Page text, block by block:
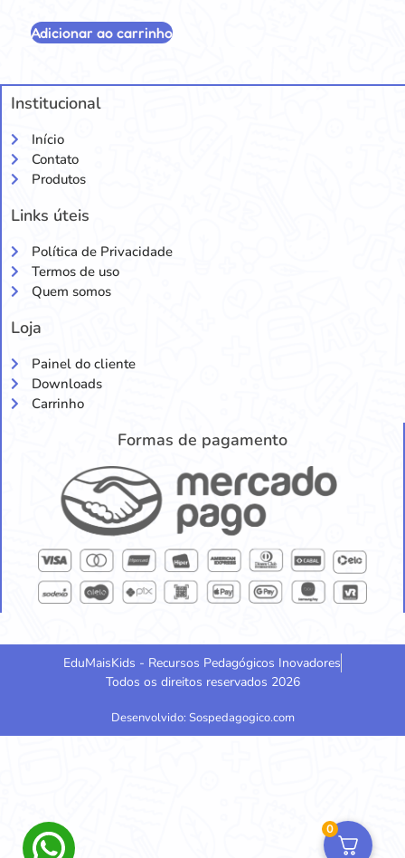
Adicionar ao carrinho
Institucional
Início
Contato
Produtos
Links úteis
Política de Privacidade
Termos de uso
Quem somos
Loja
Painel do cliente
Downloads
Carrinho
Formas de pagamento
EduMaisKids - Recursos Pedagógicos Inovadores
Todos os direitos reservados 2026
Desenvolvido: Sospedagogico.com
0